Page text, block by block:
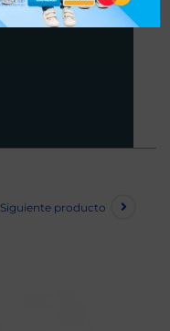
Siguiente producto